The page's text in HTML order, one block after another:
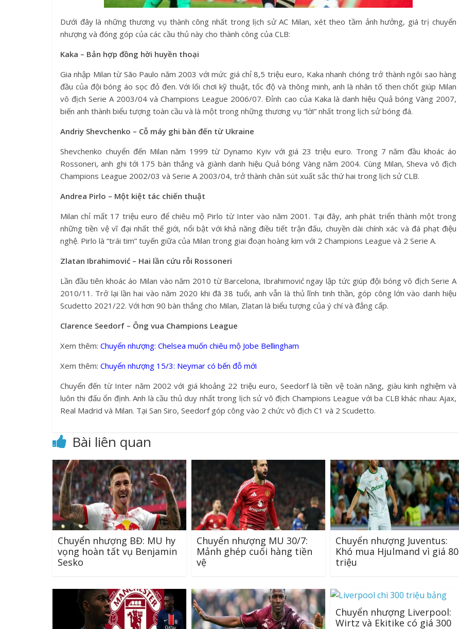
Dưới đây là những thương vụ thành công nhất trong lịch sử AC Milan, xét theo tầm ảnh hưởng, giá trị chuyển
nhượng và đóng góp của các cầu thủ này cho thành công của CLB:
Kaka – Bản hợp đồng hời huyền thoại
Gia nhập Milan từ São Paulo năm 2003 với mức giá chỉ 8,5 triệu euro, Kaka nhanh chóng trở thành ngôi sao hàng
đầu của đội bóng áo sọc đỏ đen. Với lối chơi kỹ thuật, tốc độ và thông minh, anh là nhân tố then chốt giúp Milan
vô địch Serie A 2003/04 và Champions League 2006/07. Đỉnh cao của Kaka là danh hiệu Quả bóng Vàng 2007,
biến anh thành biểu tượng toàn cầu và là một trong những thương vụ “lời” nhất trong lịch sử bóng đá.
Andriy Shevchenko – Cỗ máy ghi bàn đến từ Ukraine
Shevchenko chuyển đến Milan năm 1999 từ Dynamo Kyiv với giá 23 triệu euro. Trong 7 năm đầu khoác áo
Rossoneri, anh ghi tới 175 bàn thắng và giành danh hiệu Quả bóng Vàng năm 2004. Cùng Milan, Sheva vô địch
Champions League 2002/03 và Serie A 2003/04, trở thành chân sút xuất sắc thứ hai trong lịch sử CLB.
Andrea Pirlo – Một kiệt tác chiến thuật
Milan chỉ mất 17 triệu euro để chiêu mộ Pirlo từ Inter vào năm 2001. Tại đây, anh phát triển thành một trong
những tiền vệ vĩ đại nhất thế giới, nổi bật với khả năng điều tiết trận đấu, chuyền dài chính xác và đá phạt điệu
nghệ. Pirlo là “trái tim” tuyến giữa của Milan trong giai đoạn hoàng kim với 2 Champions League và 2 Serie A.
Zlatan Ibrahimović – Hai lần cứu rỗi Rossoneri
Lần đầu tiên khoác áo Milan vào năm 2010 từ Barcelona, Ibrahimović ngay lập tức giúp đội bóng vô địch Serie A
2010/11. Trở lại lần hai vào năm 2020 khi đã 38 tuổi, anh vẫn là thủ lĩnh tinh thần, góp công lớn vào danh hiệu
Scudetto 2021/22. Với hơn 90 bàn thắng cho Milan, Zlatan là biểu tượng của ý chí và đẳng cấp.
Clarence Seedorf – Ông vua Champions League
Xem thêm: Chuyển nhượng: Chelsea muốn chiêu mộ Jobe Bellingham
Xem thêm: Chuyển nhượng 15/3: Neymar có bến đỗ mới
Chuyển đến từ Inter năm 2002 với giá khoảng 22 triệu euro, Seedorf là tiền vệ toàn năng, giàu kinh nghiệm và
luôn thi đấu ổn định. Anh là cầu thủ duy nhất trong lịch sử vô địch Champions League với ba CLB khác nhau: Ajax,
Real Madrid và Milan. Tại San Siro, Seedorf góp công vào 2 chức vô địch C1 và 2 Scudetto.
Bài liên quan
Chuyển nhượng BĐ: MU hy
vọng hoàn tất vụ Benjamin
Sesko
Chuyển nhượng MU 30/7:
Mảnh ghép cuối hàng tiền
vệ
Chuyển nhượng Juventus:
Khó mua Hjulmand vì giá 80
triệu
Chuyển nhượng Liverpool:
Wirtz và Ekitike có giá 300